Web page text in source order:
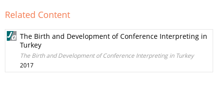
Related Content
The Birth and Development of Conference Interpreting in
Turkey
The Birth and Development of Conference Interpreting in Turkey
2017